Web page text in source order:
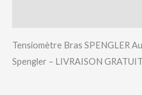
Tensiomètre Bras SPENGLER
Spengler – LIVRAISON